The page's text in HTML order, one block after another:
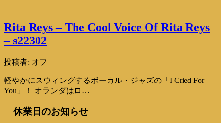
Rita Reys – The Cool Voice Of Rita Reys
– s22302
投稿者: オフ
軽やかにスウィングするボーカル・ジャズの「I Cried For
You」！ オランダはロ…
休業日のお知らせ